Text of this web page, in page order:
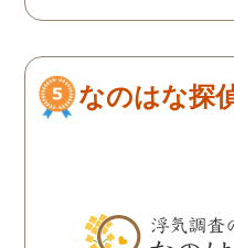
ダメ元で同じ相談を
してくださり、そして
持ってる情報から的
を予想しながら調査し
れて、実際に不貞の
なのはな探